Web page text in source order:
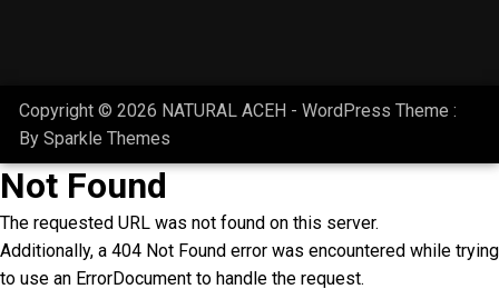
Copyright © 2026 NATURAL ACEH - WordPress Theme :
BySparkle Themes
Not Found
The requested URL was not found on this server.
Additionally, a 404 Not Found error was encountered while trying
to use an ErrorDocument to handle the request.